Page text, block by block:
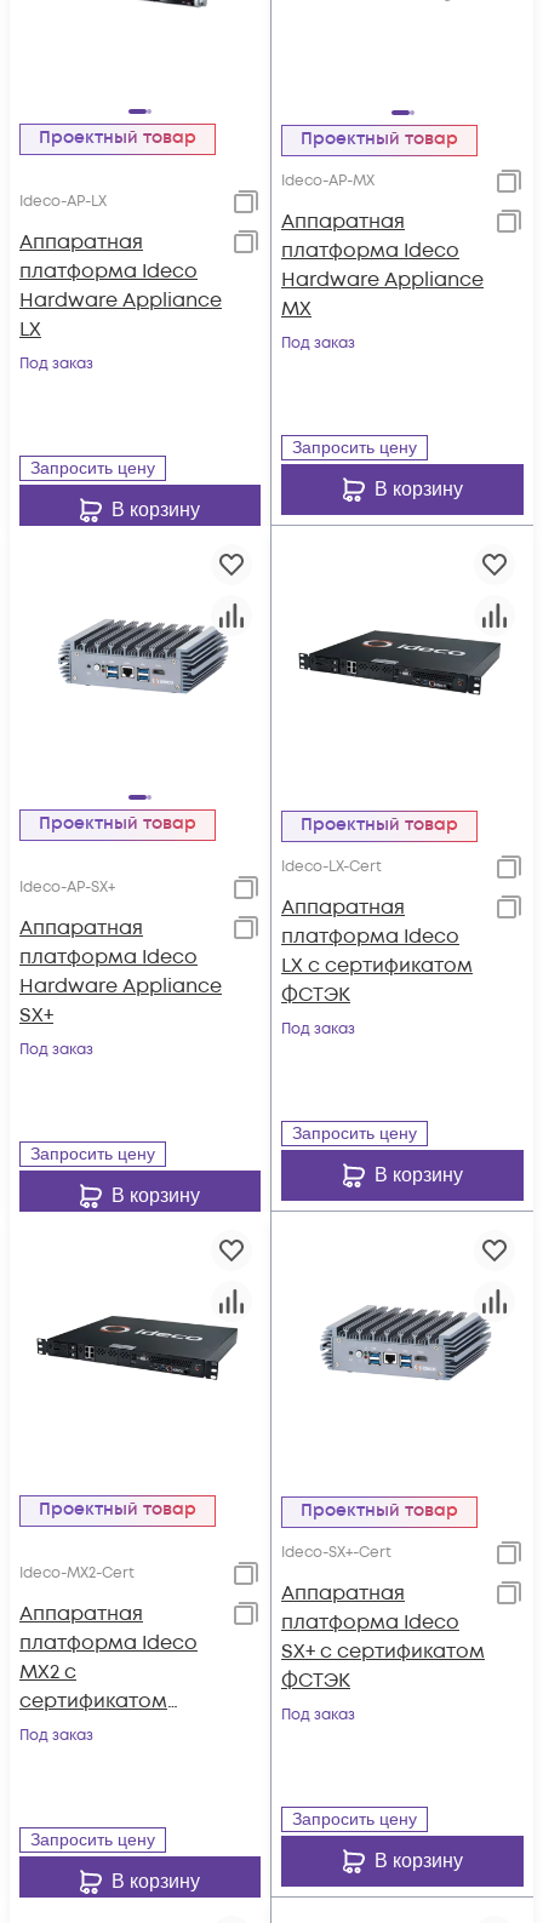
Проектный товар
Ideco-AP-LX
Аппаратная
платформа Ideco
Hardware Appliance
LX
Под заказ
Запросить цену
В корзину
Проектный товар
Ideco-AP-MX
Аппаратная
платформа Ideco
Hardware Appliance
MX
Под заказ
Запросить цену
В корзину
Проектный товар
Ideco-AP-SX+
Аппаратная
платформа Ideco
Hardware Appliance
SX+
Под заказ
Запросить цену
В корзину
Проектный товар
Ideco-LX-Cert
Аппаратная
платформа Ideco
LX с сертификатом
ФСТЭК
Под заказ
Запросить цену
В корзину
Проектный товар
Ideco-MX2-Cert
Аппаратная
платформа Ideco
MX2 с
сертификатом
ФСТЭК
Под заказ
Запросить цену
В корзину
Проектный товар
Ideco-SX+-Cert
Аппаратная
платформа Ideco
SX+ с сертификатом
ФСТЭК
Под заказ
Запросить цену
В корзину